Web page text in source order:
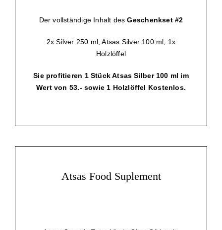
Der vollständige Inhalt desGeschenkset #2
2x Silver 250 ml, Atsas Silver 100 ml, 1x
Holzlöffel
Sie profitieren 1 Stück Atsas Silber 100 ml im
Wert von 53.- sowie 1 Holzlöffel Kostenlos.
Atsas Food Suplement